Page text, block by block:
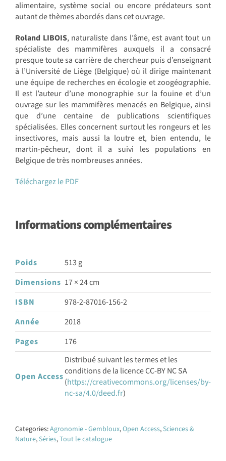
alimentaire, système social ou encore prédateurs sont
autant de thèmes abordés dans cet ouvrage.
Roland LIBOIS, naturaliste dans l’âme, est avant tout un
spécialiste des mammifères auxquels il a consacré
presque toute sa carrière de chercheur puis d’enseignant
à l’Université de Liège (Belgique) où il dirige maintenant
une équipe de recherches en écologie et zoogéographie.
Il est l’auteur d’une monographie sur la fouine et d’un
ouvrage sur les mammifères menacés en Belgique, ainsi
que d’une centaine de publications scientifiques
spécialisées. Elles concernent surtout les rongeurs et les
insectivores, mais aussi la loutre et, bien entendu, le
martin-pêcheur, dont il a suivi les populations en
Belgique de très nombreuses années.
Téléchargez le PDF
Informations complémentaires
Poids
513 g
Dimensions 17 × 24 cm
ISBN
978-2-87016-156-2
Année
2018
Pages
176
Open Access
Distribué suivant les termes et les
conditions de la licence CC-BY NC SA
(https://creativecommons.org/licenses/by-
nc-sa/4.0/deed.fr)
Categories:Agronomie - Gembloux,Open Access,Sciences &
Nature,Séries,Tout le catalogue